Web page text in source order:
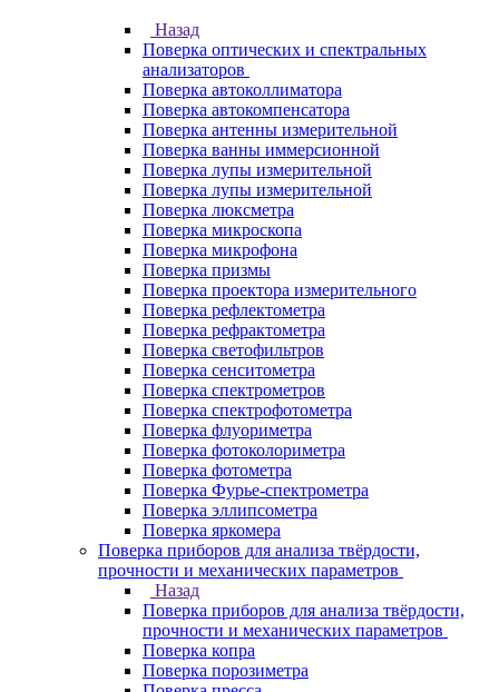
Назад
Поверка оптических и спектральных
анализаторов
Поверка автоколлиматора
Поверка автокомпенсатора
Поверка антенны измерительной
Поверка ванны иммерсионной
Поверка лупы измерительной
Поверка лупы измерительной
Поверка люксметра
Поверка микроскопа
Поверка микрофона
Поверка призмы
Поверка проектора измерительного
Поверка рефлектометра
Поверка рефрактометра
Поверка светофильтров
Поверка сенситометра
Поверка спектрометров
Поверка спектрофотометра
Поверка флуориметра
Поверка фотоколориметра
Поверка фотометра
Поверка Фурье-спектрометра
Поверка эллипсометра
Поверка яркомера
Поверка приборов для анализа твёрдости,
прочности и механических параметров
Назад
Поверка приборов для анализа твёрдости,
прочности и механических параметров
Поверка копра
Поверка порозиметра